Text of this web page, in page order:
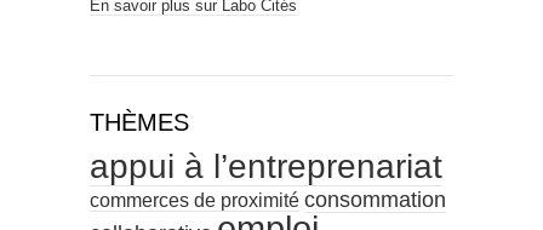
En savoir plus sur Labo Cités
THÈMES
appui à l’entreprenariat
commerces de proximité consommation